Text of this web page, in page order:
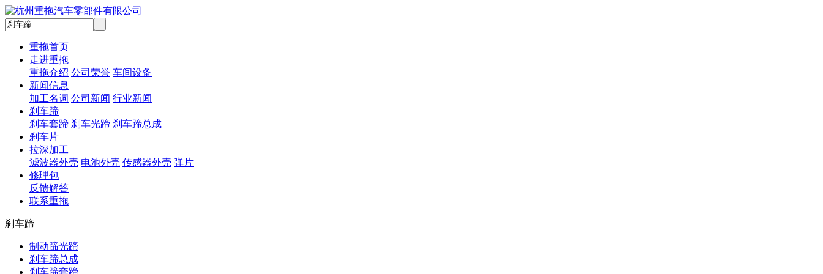
重拖首页
走进重拖
重拖介绍 公司荣誉 车间设备
新闻信息
加工名词 公司新闻 行业新闻
刹车蹄
刹车套蹄 刹车光蹄 刹车蹄总成
刹车片
拉深加工
滤波器外壳 电池外壳 传感器外壳 弹片
修理包
反馈解答
联系重拖
刹车蹄
制动蹄光蹄
刹车蹄总成
刹车蹄套蹄